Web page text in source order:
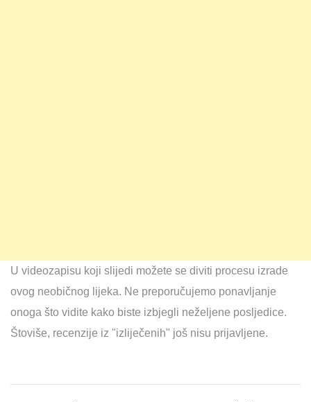
U videozapisu koji slijedi možete se diviti procesu izrade
ovog neobičnog lijeka. Ne preporučujemo ponavljanje
onoga što vidite kako biste izbjegli neželjene posljedice.
Štoviše, recenzije iz "izliječenih" još nisu prijavljene.